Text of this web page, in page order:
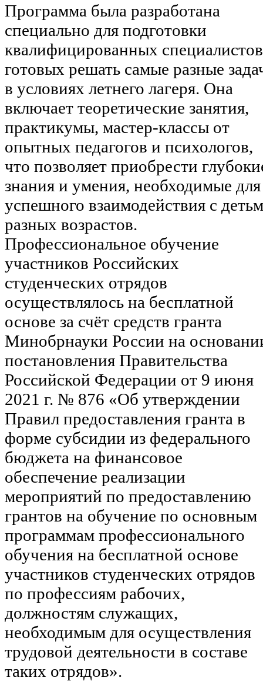
Программа была разработана
специально для подготовки
квалифицированных
готовых решать самые разные
в условиях летнего лагеря. Она
включает теоретические занятия,
практикумы, мастер-классы от
опытных педагогов и психологов,
что позволяет приобрести
знания и умения, необходимые для
успешного взаимодействия с
разных возрастов.
Профессиональное обучение
участников Российских
студенческих отрядов
осуществлялось на бесплатной
основе за счёт средств гранта
Минобрнауки России на
постановления Правительства
Российской Федерации от 9 июня
2021 г. № 876 «Об утверждении
Правил предоставления гранта в
форме субсидии из федерального
бюджета на финансовое
обеспечение реализации
мероприятий по предоставлению
грантов на обучение по основным
программам профессионального
обучения на бесплатной основе
участников студенческих отрядов
по профессиям рабочих,
должностям служащих,
необходимым для осуществления
трудовой деятельности в составе
таких отрядов».